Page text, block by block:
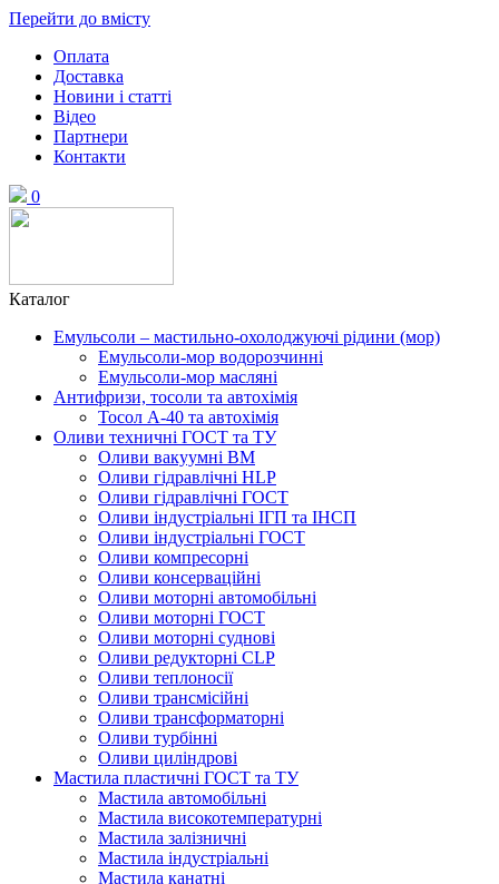
Перейти до вмісту
Оплата
Доставка
Новини і статті
Відео
Партнери
Контакти
0
Каталог
Емульсоли – мастильно-охолоджуючі рідини (мор)
Емульсоли-мор водорозчинні
Емульсоли-мор масляні
Антифризи, тосоли та автохімія
Тосол А-40 та автохімія
Оливи техничні ГОСТ та ТУ
Оливи вакуумні ВМ
Оливи гідравлічні HLP
Оливи гідравлічні ГОСТ
Оливи індустріальні ІГП та ІНСП
Оливи індустріальні ГОСТ
Оливи компресорні
Оливи консерваційні
Оливи моторні автомобільні
Оливи моторні ГОСТ
Оливи моторні суднові
Оливи редукторні CLP
Оливи теплоносії
Оливи трансмісійні
Оливи трансформаторні
Оливи турбінні
Оливи циліндрові
Мастила пластичні ГОСТ та ТУ
Мастила автомобільні
Мастила високотемпературні
Мастила залізничні
Мастила індустріальні
Мастила канатні